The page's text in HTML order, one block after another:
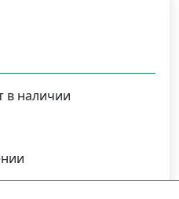
в наличии